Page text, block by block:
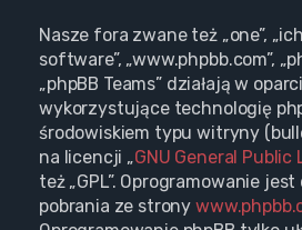
Nasze fora zwane też „one”,
software”, „www.phpbb.com”,
„phpBB Teams” działają w
wykorzystujące technologię
środowiskiem typu witryny
na licencji „GNU General Public
też „GPL”. Oprogramowanie
pobrania ze strony